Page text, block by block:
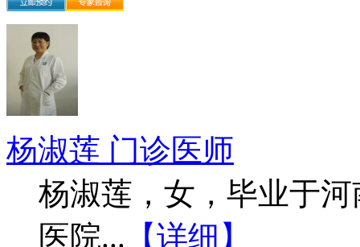
杨淑莲 门诊医师
杨淑莲，女，毕业于
医院... 【详细】